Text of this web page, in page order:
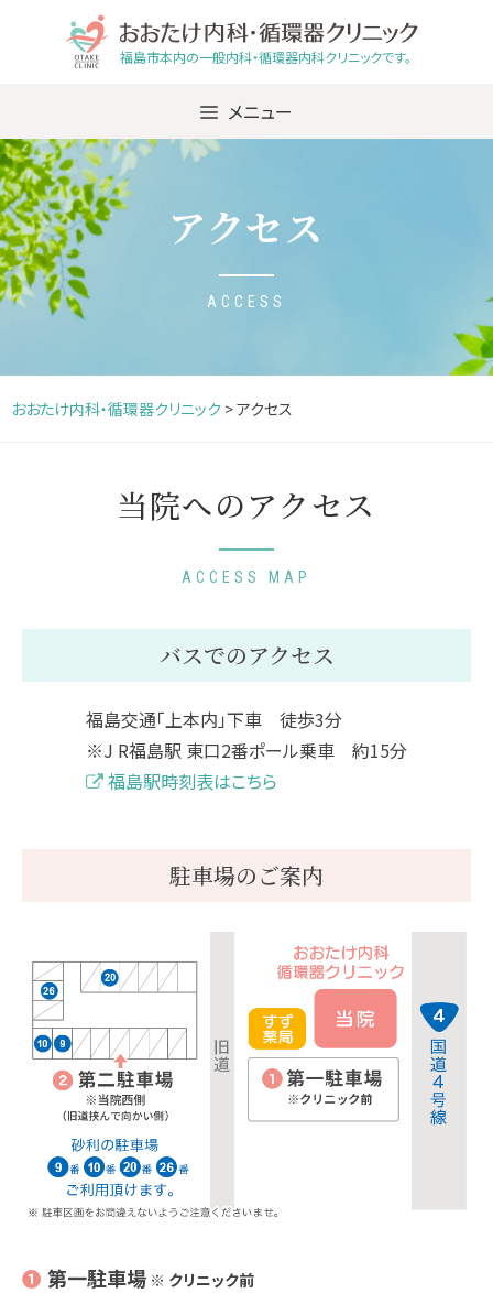
福島市本内の一般内科・循環器内科クリニックです。
メニュー
アクセス
ACCESS
おおたけ内科・循環器クリニック >アクセス
当院へのアクセス
ACCESS MAP
バスでのアクセス
福島交通「上本内」下車 徒歩3分
※J R福島駅 東口2番ポール乗車 約15分
福島駅時刻表はこちら
駐車場のご案内
❶ 第一駐車場 ※ クリニック前